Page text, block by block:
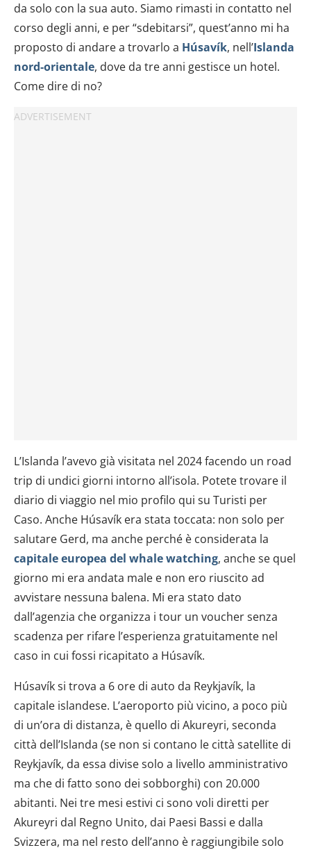
da solo con la sua auto. Siamo rimasti in contatto nel
corso degli anni, e per “sdebitarsi”, quest’anno mi ha
proposto di andare a trovarlo a Húsavík, nell’Islanda
nord-orientale, dove da tre anni gestisce un hotel.
Come dire di no?
L’Islanda l’avevo già visitata nel 2024 facendo un road
trip di undici giorni intorno all’isola. Potete trovare il
diario di viaggio nel mio profilo qui su Turisti per
Caso. Anche Húsavík era stata toccata: non solo per
salutare Gerd, ma anche perché è considerata la
capitale europea del whale watching, anche se quel
giorno mi era andata male e non ero riuscito ad
avvistare nessuna balena. Mi era stato dato
dall’agenzia che organizza i tour un voucher senza
scadenza per rifare l’esperienza gratuitamente nel
caso in cui fossi ricapitato a Húsavík.
Húsavík si trova a 6 ore di auto da Reykjavík, la
capitale islandese. L’aeroporto più vicino, a poco più
di un’ora di distanza, è quello di Akureyri, seconda
città dell’Islanda (se non si contano le città satellite di
Reykjavík, da essa divise solo a livello amministrativo
ma che di fatto sono dei sobborghi) con 20.000
abitanti. Nei tre mesi estivi ci sono voli diretti per
Akureyri dal Regno Unito, dai Paesi Bassi e dalla
Svizzera, ma nel resto dell’anno è raggiungibile solo